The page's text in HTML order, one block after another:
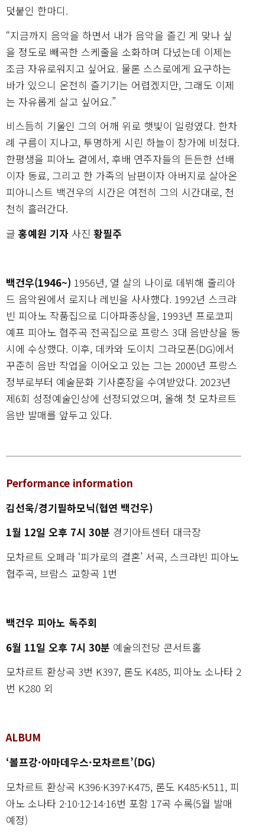
덧붙인 한마디.
“지금까지 음악을 하면서 내가 음악을 즐긴 게 맞나 싶
을 정도로 빼곡한 스케줄을 소화하며 다녔는데 이제는
조금 자유로워지고 싶어요. 물론 스스로에게 요구하는
바가 있으니 온전히 즐기기는 어렵겠지만, 그래도 이제
는 자유롭게 살고 싶어요.”
비스듬히 기울인 그의 어깨 위로 햇빛이 일렁였다. 한차
례 구름이 지나고, 투명하게 시린 하늘이 창가에 비쳤다.
한평생을 피아노 곁에서, 후배 연주자들의 든든한 선배
이자 동료, 그리고 한 가족의 남편이자 아버지로 살아온
피아니스트 백건우의 시간은 여전히 그의 시간대로, 천
천히 흘러간다.
글 홍예원 기자 사진 황필주
백건우(1946~) 1956년, 열 살의 나이로 데뷔해 줄리아
드 음악원에서 로지나 레빈을 사사했다. 1992년 스크랴
빈 피아노 작품집으로 디아파종상을, 1993년 프로코피
예프 피아노 협주곡 전곡집으로 프랑스 3대 음반상을 동
시에 수상했다. 이후, 데카와 도이치 그라모폰(DG)에서
꾸준히 음반 작업을 이어오고 있는 그는 2000년 프랑스
정부로부터 예술문화 기사훈장을 수여받았다. 2023년
제6회 성정예술인상에 선정되었으며, 올해 첫 모차르트
음반 발매를 앞두고 있다.
Performance information
김선욱/경기필하모닉(협연 백건우)
1월 12일 오후 7시 30분 경기아트센터 대극장
모차르트 오페라 ‘피가로의 결혼’ 서곡, 스크랴빈 피아노
협주곡, 브람스 교향곡 1번
백건우 피아노 독주회
6월 11일 오후 7시 30분 예술의전당 콘서트홀
모차르트 환상곡 3번 K397, 론도 K485, 피아노 소나타 2
번 K280 외
ALBUM
‘볼프강·아마데우스·모차르트’(DG)
모차르트 환상곡 K396·K397·K475, 론도 K485·K511, 피
아노 소나타 2·10·12·14·16번 포함 17곡 수록(5월 발매
예정)